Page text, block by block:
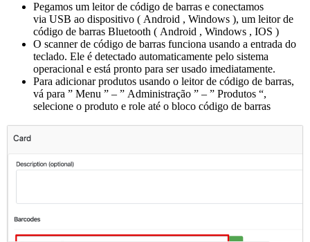
Pegamos um leitor de código de barras e conectamos
via USB ao dispositivo ( Android , Windows ), um leitor de
código de barras Bluetooth ( Android , Windows , IOS )
O scanner de código de barras funciona usando a entrada do
teclado. Ele é detectado automaticamente pelo sistema
operacional e está pronto para ser usado imediatamente.
Para adicionar produtos usando o leitor de código de barras,
vá para ” Menu ” – ” Administração ” – ” Produtos “,
selecione o produto e role até o bloco código de barras